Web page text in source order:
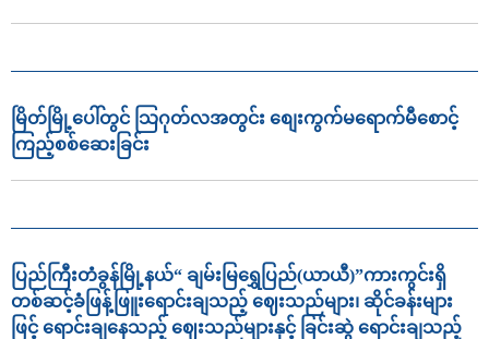
မြိတ်မြို့ပေါ်တွင် သြဂုတ်လအတွင်း စျေးကွက်မရောက်မီစောင့်
ကြည့်စစ်ဆေးခြင်း
ပြည်ကြီးတံခွန်မြို့နယ်“ ချမ်းမြရွှေပြည်(ယာယီ)”ကားကွင်းရှိ
တစ်ဆင့်ခံဖြန့်ဖြူးရောင်းချသည့် ဈေးသည်များ၊ ဆိုင်ခန်းများ
ဖြင့် ရောင်းချနေသည့် ဈေးသည်များနှင့် ခြင်းဆွဲ ရောင်းချသည့်